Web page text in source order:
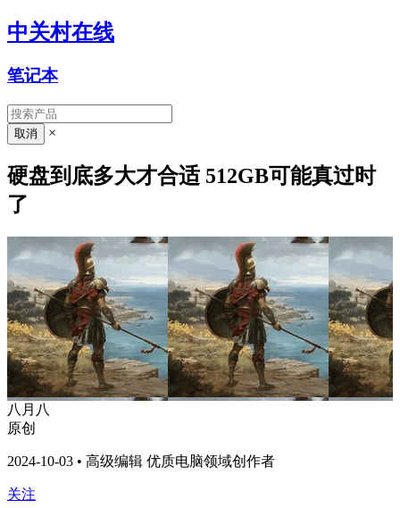
中关村在线
笔记本
×
硬盘到底多大才合适 512GB可能真过时
了
八月八
原创
2024-10-03 • 高级编辑 优质电脑领域创作者
关注